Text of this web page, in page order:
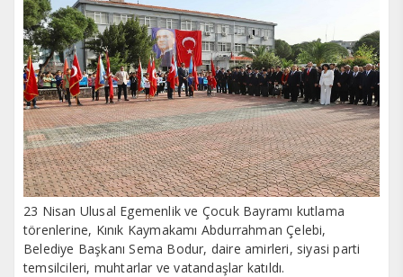
23 Nisan Ulusal Egemenlik ve Çocuk Bayramı kutlama
törenlerine, Kınık Kaymakamı Abdurrahman Çelebi,
Belediye Başkanı Sema Bodur, daire amirleri, siyasi parti
temsilcileri, muhtarlar ve vatandaşlar katıldı.